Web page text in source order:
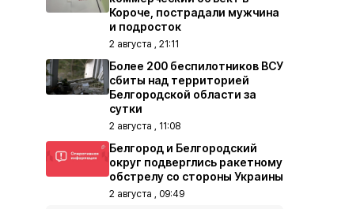
Короче, пострадали мужчина
и подросток
2 августа , 21:11
Более 200 беспилотников ВСУ
сбиты над территорией
Белгородской области за
сутки
2 августа , 11:08
Белгород и Белгородский
округ подверглись ракетному
обстрелу со стороны Украины
2 августа , 09:49